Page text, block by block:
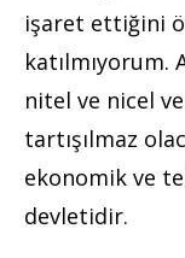
işaret ettiğini
nitel ve nicel
tartışılmaz
ekonomik ve
devletidir.